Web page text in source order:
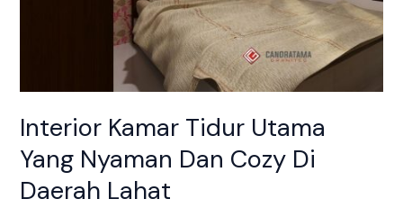
Interior Kamar Tidur Utama
Yang Nyaman Dan Cozy Di
Daerah Lahat